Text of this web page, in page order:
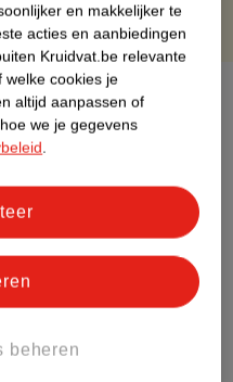
(nog) geen Nature
en makkelijker te
acties en aanbiedingen
Kruidvat.be relevante
welke cookies je
altijd aanpassen of
we je gegevens
.
beheren